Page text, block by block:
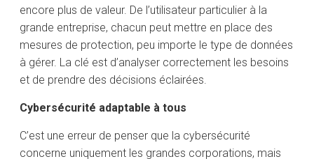
encore plus de valeur. De l’utilisateur particulier à la
grande entreprise, chacun peut mettre en place des
mesures de protection, peu importe le type de données
à gérer. La clé est d’analyser correctement les besoins
et de prendre des décisions éclairées.
Cybersécurité adaptable à tous
C’est une erreur de penser que la cybersécurité
concerne uniquement les grandes corporations, mais